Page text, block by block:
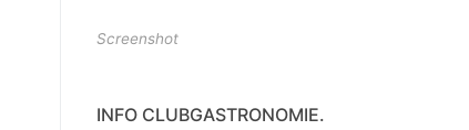
Screenshot
INFO CLUBGASTRONOMIE.